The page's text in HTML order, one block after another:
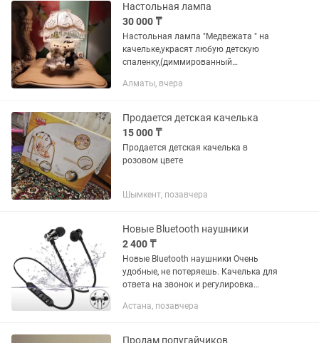
Настольная лампа
30 000 ₸
Настольная лампа "Медвежата " на
качельке,украсят любую детскую
спаленку,(диммированный
Алматы, вчера
Продается детская качелька
15 000 ₸
Продается детская качелька в
розовом цвете
Шымкент, позавчера
Новые Bluetooth наушники
2 400 ₸
Новые Bluetooth наушники Очень
удобные, не потеряешь. Качелька для
ответа на звонок и регулировка
Астана, позавчера
Продам попугайчиков